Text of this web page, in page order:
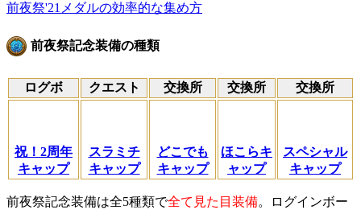
前夜祭'21メダルの効率的な集め方
前夜祭記念装備の種類
ログボ クエスト 交換所 交換所 交換所
祝！2周年
キャップ
スラミチ
キャップ
どこでも
キャップ
ほこらキ
ャップ
スペシャル
キャップ
前夜祭記念装備は全5種類で全て見た目装備。ログインボー